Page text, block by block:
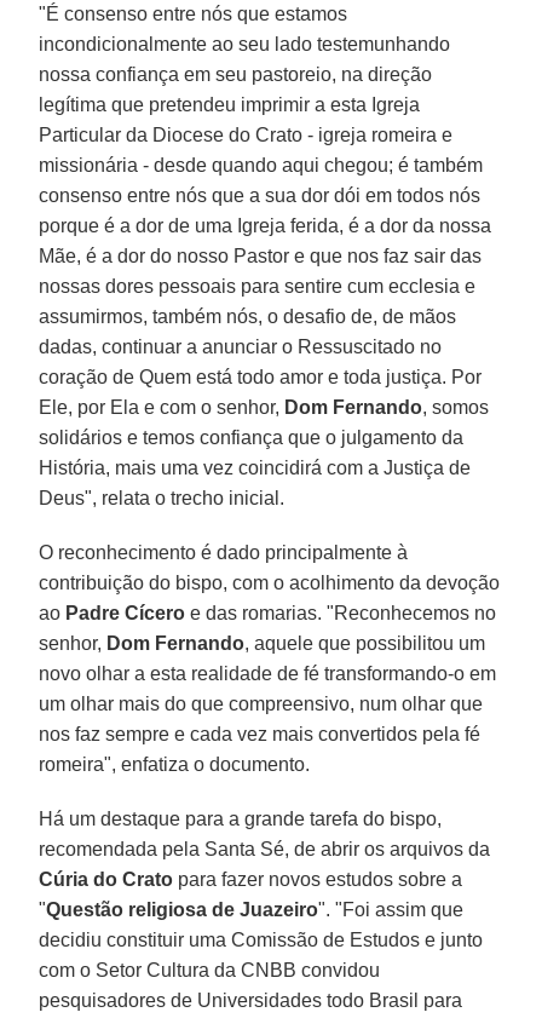
"É consenso entre nós que estamos
incondicionalmente ao seu lado testemunhando
nossa confiança em seu pastoreio, na direção
legítima que pretendeu imprimir a esta Igreja
Particular da Diocese do Crato - igreja romeira e
missionária - desde quando aqui chegou; é também
consenso entre nós que a sua dor dói em todos nós
porque é a dor de uma Igreja ferida, é a dor da nossa
Mãe, é a dor do nosso Pastor e que nos faz sair das
nossas dores pessoais para sentire cum ecclesia e
assumirmos, também nós, o desafio de, de mãos
dadas, continuar a anunciar o Ressuscitado no
coração de Quem está todo amor e toda justiça. Por
Ele, por Ela e com o senhor, Dom Fernando, somos
solidários e temos confiança que o julgamento da
História, mais uma vez coincidirá com a Justiça de
Deus", relata o trecho inicial.
O reconhecimento é dado principalmente à
contribuição do bispo, com o acolhimento da devoção
ao Padre Cícero e das romarias. "Reconhecemos no
senhor, Dom Fernando, aquele que possibilitou um
novo olhar a esta realidade de fé transformando-o em
um olhar mais do que compreensivo, num olhar que
nos faz sempre e cada vez mais convertidos pela fé
romeira", enfatiza o documento.
Há um destaque para a grande tarefa do bispo,
recomendada pela Santa Sé, de abrir os arquivos da
Cúria do Crato para fazer novos estudos sobre a
"Questão religiosa de Juazeiro". "Foi assim que
decidiu constituir uma Comissão de Estudos e junto
com o Setor Cultura da CNBB convidou
pesquisadores de Universidades todo Brasil para